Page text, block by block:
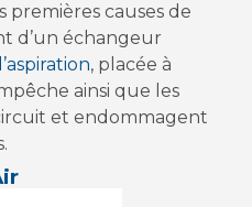
premières causes de
d’un échangeur
, placée à
ainsi que les
et endommagent